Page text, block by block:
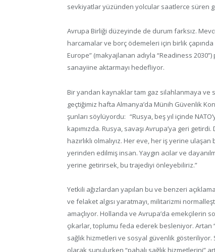
sevkiyatlar yüzünden yolcular saatlerce süren
Avrupa Birliği düzeyinde de durum farksız.
harcamalar ve borç ödemeleri için birlik
Europe” (makyajlanan adıyla “Readiness
sanayiine aktarmayı hedefliyor.
Bir yandan kaynaklar tam gaz silahlanmaya ve
geçtiğimiz hafta Almanya’da Münih Güvenlik
şunları söylüyordu: “Rusya, beş yıl içinde
kapımızda. Rusya, savaşı Avrupa’ya geri
hazırlıklı olmalıyız. Her eve, her iş yerine
yerinden edilmiş insan. Yaygın acılar ve
yerine getirirsek, bu trajediyi önleyebiliriz.”
Yetkili ağızlardan yapılan bu ve benzeri
ve felaket algısı yaratmayı, militarizmi
amaçlıyor. Hollanda ve Avrupa’da emekçilerin
çıkarlar, toplumu feda ederek besleniyor. Artan
sağlık hizmetleri ve sosyal güvenlik gösteriliyor.
olarak sunulurken “pahalı sağlık hizmetlerini”